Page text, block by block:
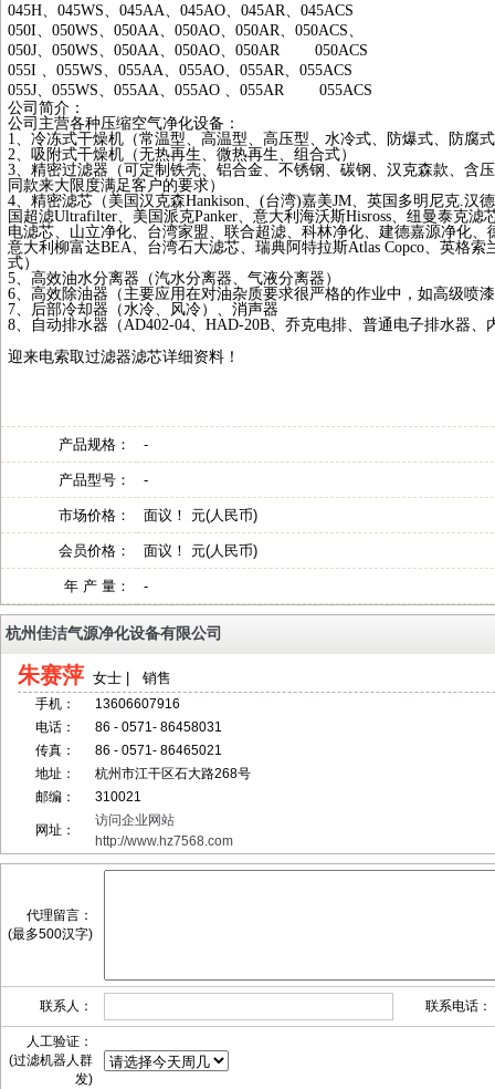
045H、 045WS、 045AA、 045AO、 045AR、 045ACS
050I、 050WS、 050AA、 050AO、 050AR、 050ACS、
050J、 050WS、 050AA、 050AO、 050AR 050ACS
055I 、 055WS、 055AA、 055AO、 055AR、 055ACS
055J、 055WS、 055AA、 055AO 、 055AR 055ACS
公司简介：
公司主营各种压缩空气净化设备：
1、冷冻式干燥机（常温型、高温型、高压型、水冷式、防爆式、防腐
2、吸附式干燥机（无热再生、微热再生、组合式）
3、精密过滤器（可定制铁壳、铝合金、不锈钢、碳钢、汉克森款、含
同款来大限度满足客户的要求）
4、精密滤芯（美国汉克森Hankison、 (台湾)嘉美JM、英国多明尼克.汉德
国超滤Ultrafilter、美国派克Panker、意大利海沃斯Hisross、纽曼泰克滤
电滤芯、山立净化、台湾家盟、联合超滤、科林净化、建德嘉源净化、
意大利柳富达BEA、台湾石大滤芯、瑞典阿特拉斯Atlas Copco、英格索
式）
5、高效油水分离器（汽水分离器、气液分离器）
6、高效除油器（主要应用在对油杂质要求很严格的作业中，如高级喷
7、后部冷却器（水冷、风冷）、消声器
8、自动排水器（AD402-04、 HAD-20B、乔克电排、普通电子排水器、
迎来电索取过滤器滤芯详细资料！
产品规格： -
产品型号： -
市场价格： 面议！ 元(人民币)
会员价格： 面议！ 元(人民币)
年 产 量： -
杭州佳洁气源净化设备有限公司
朱赛萍 女士 | 销售
手机：
13606607916
电话：
86 - 0571- 86458031
传真：
86 - 0571- 86465021
地址：
杭州市江干区石大路268号
邮编：
310021
网址：
访问企业网站
http://www.hz7568.com
代理留言：
(最多500汉字)
联系人： 联系电话：
人工验证：
(过滤机器人群
发)